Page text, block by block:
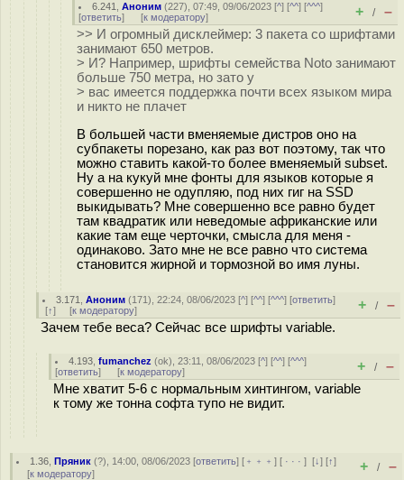
6.241 ,Аноним (227), 07:49, 09/06/2023 [^] [^^] [^^^]
[ответить] [к модератору] + / –
>> И огромный дисклеймер: 3 пакета со шрифтами
занимают 650 метров.
> И? Например, шрифты семейства Noto занимают
больше 750 метра, но зато у
> вас имеется поддержка почти всех языком мира
и никто не плачет
В большей части вменяемые дистров оно на
субпакеты порезано, как раз вот поэтому, так что
можно ставить какой-то более вменяемый subset.
Ну а на кукуй мне фонты для языков которые я
совершенно не одупляю, под них гиг на SSD
выкидывать? Мне совершенно все равно будет
там квадратик или неведомые африканские или
какие там еще черточки, смысла для меня -
одинаково. Зато мне не все равно что система
становится жирной и тормозной во имя луны.
3.171 ,Аноним (171), 22:24, 08/06/2023 [^] [^^] [^^^] [ответить]
[↑] [к модератору] + / –
Зачем тебе веса? Сейчас все шрифты variable.
4.193 ,fumanchez (ok), 23:11, 08/06/2023 [^] [^^] [^^^]
[ответить] [к модератору] + / –
Мне хватит 5-6 с нормальным хинтингом, variable
к тому же тонна софта тупо не видит.
1.36 ,Пряник (?), 14:00, 08/06/2023 [ответить] [ ﹢﹢﹢] [ · · ·][↓] [↑]
[к модератору] + / –